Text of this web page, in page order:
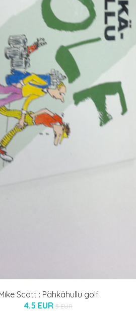
Scott : Pähkähullu golf
4.5 EUR 5 EUR